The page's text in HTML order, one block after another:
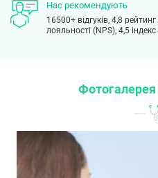
Нас рекомендують
16500+ відгуків, 4,8
лояльності (NPS), 4,5
Фотогалерея